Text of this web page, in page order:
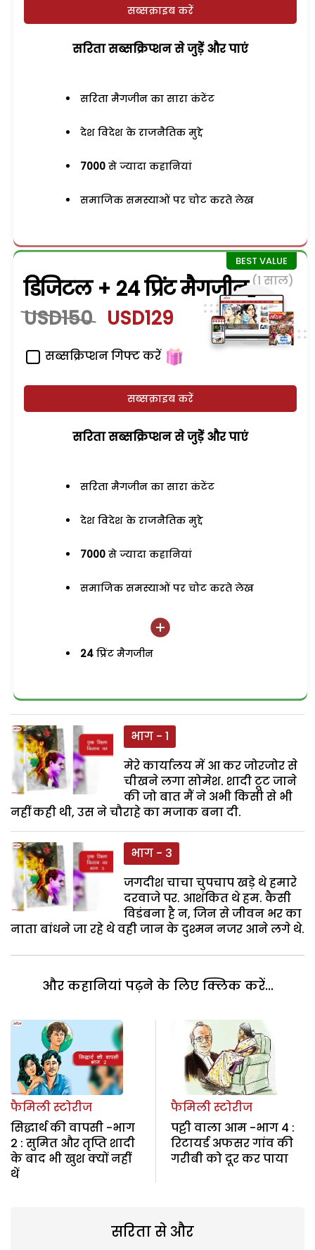
सब्सक्राइब करें
सरिता सब्सक्रिप्शन से जुड़ेें और पाएं
सरिता मैगजीन का सारा कंटेंट
देश विदेश के राजनैतिक मुद्दे
7000 से ज्यादा कहानियां
समाजिक समस्याओं पर चोट करते लेख
डिजिटल + 24 प्रिंट मैगजीन (1 साल)
USD150 USD129
सब्सक्रिप्शन गिफ्ट करें
सब्सक्राइब करें
सरिता सब्सक्रिप्शन से जुड़ेें और पाएं
सरिता मैगजीन का सारा कंटेंट
देश विदेश के राजनैतिक मुद्दे
7000 से ज्यादा कहानियां
समाजिक समस्याओं पर चोट करते लेख
24 प्रिंट मैगजीन
भाग - 1
मेरे कार्यालय में आ कर जोरजोर से
चीखने लगा सोमेश. शादी टूट जाने
की जो बात मैं ने अभी किसी से भी
नहीं कही थी, उस ने चौराहे का मजाक बना दी.
भाग - 3
जगदीश चाचा चुपचाप खड़े थे हमारे
दरवाजे पर. आशंकित थे हम. कैसी
विडंबना है न, जिन से जीवन भर का
नाता बांधने जा रहे थे वही जान के दुश्मन नजर आने लगे थे.
और कहानियां पढ़ने के लिए क्लिक करें...
फैमिली स्टोरीज
सिद्धार्थ की वापसी -भाग
2 : सुमित और तृप्ति शादी
के बाद भी खुश क्यों नहीं
थें
फैमिली स्टोरीज
पट्टी वाला आम -भाग 4 :
रिटायर्ड अफसर गांव की
गरीबी को दूर कर पाया
सरिता से और